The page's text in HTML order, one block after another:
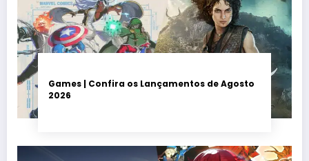
Games | Confira os Lançamentos de Agosto
2026